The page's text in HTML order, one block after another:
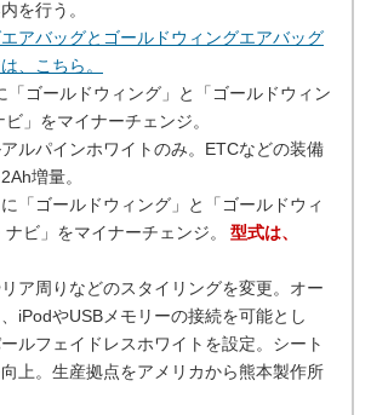
を行う。
アバッグとゴールドウィングエアバッグ
、こちら。
「ゴールドウィング」と「ゴールドウィン
」をマイナーチェンジ。
ルパインホワイトのみ。ETCなどの装備
増量。
に「ゴールドウィング」と「ゴールドウィ
ビ」をマイナーチェンジ。
型式は、
ア周りなどのスタイリングを変更。オー
iPodやUSBメモリーの接続を可能とし
ルフェイドレスホワイトを設定。シート
上。生産拠点をアメリカから熊本製作所